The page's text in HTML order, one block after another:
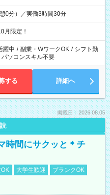
0分）／実働3時間30分
限定！
躍中 / 副業・WワークOK / シフト勤
パソコンスキル不要
する 詳細へ
掲載日：2026.08.05
時間にサクッと＊チ
大学生歓迎
ブランクOK